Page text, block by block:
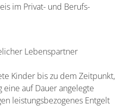
im Privat- und Berufs-
Lebenspartner
Kinder bis zu dem Zeitpunkt,
auf Dauer angelegte
leistungsbezogenes Entgelt